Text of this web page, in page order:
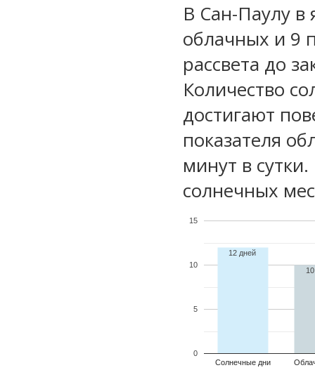
В Сан-Паулу в
облачных и 9
рассвета до
Количество
достигают
показателя
минут в
солнечных
Солнечные дни
0
5
10
15
12 дней